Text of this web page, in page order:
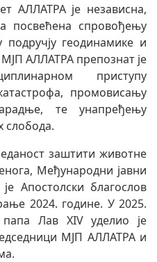
АЛЛАТРА је независна,
посвећена спровођењу
геодинамике и
АЛЛАТРА препознат је
приступу
промовисању
те унапређењу
слобода.
заштити животне
Међународни јавни
Апостолски благослов
2024. године. У 2025.
Лав XIV уделио је
МЈП АЛЛАТРА и